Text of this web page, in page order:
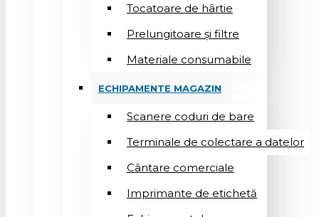
Tocatoare de hârtie
Prelungitoare și filtre
Materiale consumabile
ECHIPAMENTE MAGAZIN
Scanere coduri de bare
Terminale de colectare a datelor
Cântare comerciale
Imprimante de etichetă